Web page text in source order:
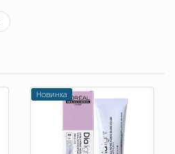
Новинка